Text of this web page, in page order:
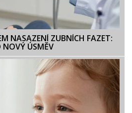
NASAZENÍ ZUBNÍCH FAZET:
ÚSMĚV